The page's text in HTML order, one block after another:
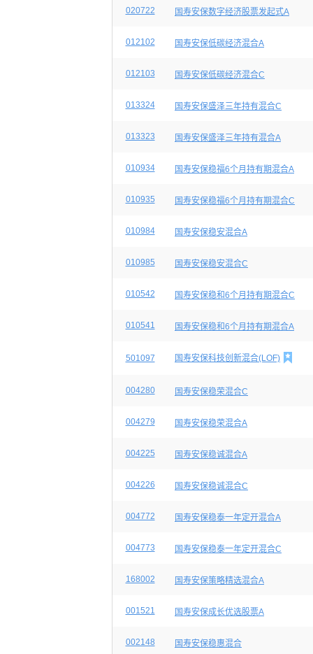
020722 国寿安保数字经济股票发起式A
012102 国寿安保低碳经济混合A
012103 国寿安保低碳经济混合C
013324 国寿安保盛泽三年持有混合C
013323 国寿安保盛泽三年持有混合A
010934 国寿安保稳福6个月持有期混合A
010935 国寿安保稳福6个月持有期混合C
010984 国寿安保稳安混合A
010985 国寿安保稳安混合C
010542 国寿安保稳和6个月持有期混合C
010541 国寿安保稳和6个月持有期混合A
501097 国寿安保科技创新混合(LOF) 
004280 国寿安保稳荣混合C
004279 国寿安保稳荣混合A
004225 国寿安保稳诚混合A
004226 国寿安保稳诚混合C
004772 国寿安保稳泰一年定开混合A
004773 国寿安保稳泰一年定开混合C
168002 国寿安保策略精选混合A
001521 国寿安保成长优选股票A
002148 国寿安保稳惠混合